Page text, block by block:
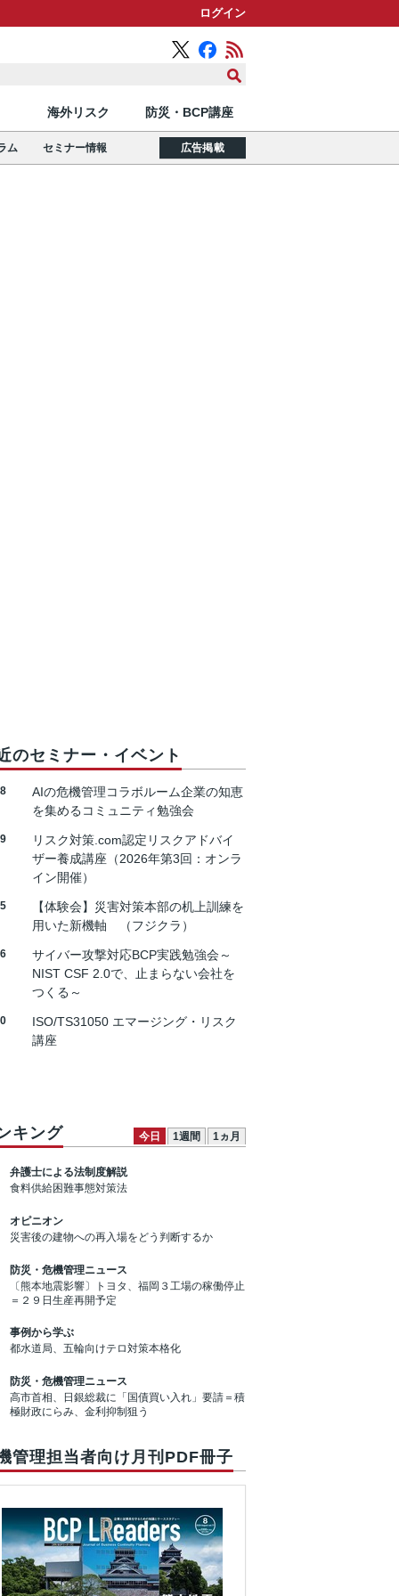
ログイン
海外リスク 防災・BCP講座
ム セミナー情報 広告掲載
のセミナー・イベント
AIの危機管理コラボルーム企業の知恵
を集めるコミュニティ勉強会
リスク対策.com認定リスクアドバイ
ザー養成講座（2026年第3回：オンラ
イン開催）
【体験会】災害対策本部の机上訓練を
用いた新機軸 （フジクラ）
サイバー攻撃対応BCP実践勉強会～
NIST CSF 2.0で、止まらない会社を
つくる～
ISO/TS31050 エマージング・リスク
講座
キング 今日 1週間 1ヵ月
弁護士による法制度解説
食料供給困難事態対策法
オピニオン
災害後の建物への再入場をどう判断するか
防災・危機管理ニュース
〔熊本地震影響〕トヨタ、福岡３工場の稼働停止
＝２９日生産再開予定
事例から学ぶ
都水道局、五輪向けテロ対策本格化
防災・危機管理ニュース
高市首相、日銀総裁に「国債買い入れ」要請＝積
極財政にらみ、金利抑制狙う
管理担当者向け月刊PDF冊子